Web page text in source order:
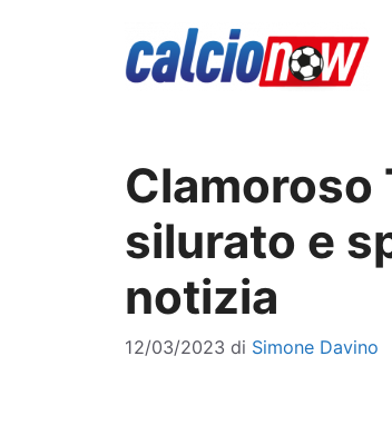
Clamoroso
silurato e
notizia
12/03/2023 di Simone Davino